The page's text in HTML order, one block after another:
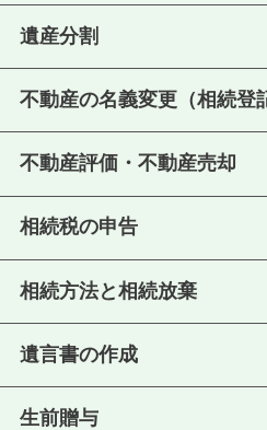
遺産分割
不動産の名義変更（相続登
不動産評価・不動産売却
相続税の申告
相続方法と相続放棄
遺言書の作成
生前贈与